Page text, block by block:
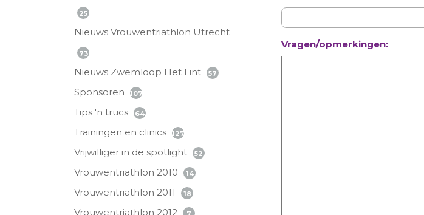
25
Nieuws Vrouwentriathlon Utrecht
73
Nieuws Zwemloop Het Lint 57
Sponsoren 107
Tips 'n trucs 64
Trainingen en clinics 127
Vrijwilliger in de spotlight 52
Vrouwentriathlon 2010 14
Vrouwentriathlon 2011 18
Vrouwentriathlon 2012
Vragen/opmerkingen: